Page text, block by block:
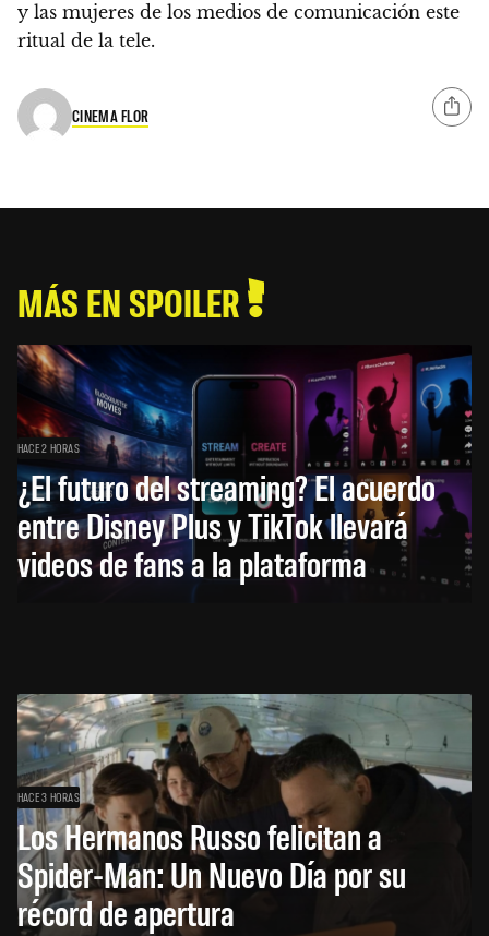
y las mujeres de los medios de comunicación este
ritual de la tele.
CINEMA FLOR
MÁS EN SPOILER
HACE 2 HORAS
¿El futuro del streaming? El acuerdo
entre Disney Plus y TikTok llevará
videos de fans a la plataforma
HACE 3 HORAS
Los Hermanos Russo felicitan a
Spider-Man: Un Nuevo Día por su
récord de apertura